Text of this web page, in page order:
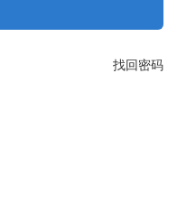
找回密码